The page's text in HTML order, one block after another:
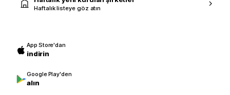
Haftalık listeye göz atın
App Store'dan
indirin
Google Play'den
alın